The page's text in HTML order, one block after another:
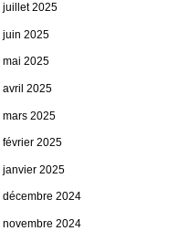
juillet 2025
juin 2025
mai 2025
avril 2025
mars 2025
février 2025
janvier 2025
décembre 2024
novembre 2024